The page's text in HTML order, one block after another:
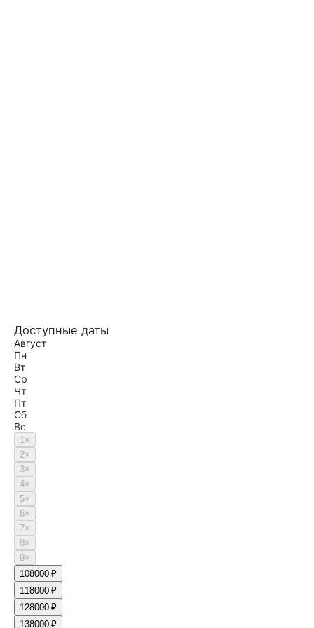
Доступные даты
Август
Пн
Вт
Ср
Чт
Пт
Сб
Вс
1×
2×
3×
4×
5×
6×
7×
8×
9×
108000 ₽
118000 ₽
128000 ₽
138000 ₽